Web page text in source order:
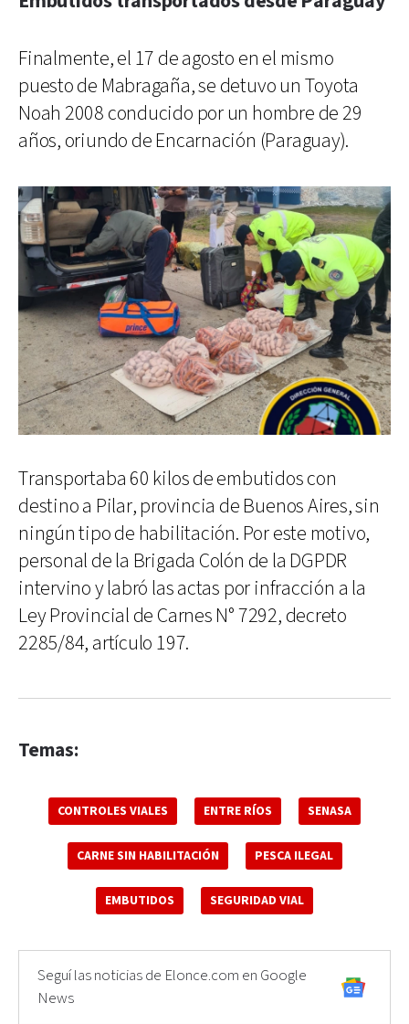
Finalmente, el 17 de agosto en el mismo
puesto de Mabragaña, se detuvo un Toyota
Noah 2008 conducido por un hombre de 29
años, oriundo de Encarnación (Paraguay).
Transportaba 60 kilos de embutidos con
destino a Pilar, provincia de Buenos Aires, sin
ningún tipo de habilitación. Por este motivo,
personal de la Brigada Colón de la DGPDR
intervino y labró las actas por infracción a la
Ley Provincial de Carnes N° 7292, decreto
2285/84, artículo 197.
Temas:
CONTROLES VIALES ENTRE RÍOS SENASA
CARNE SIN HABILITACIÓN PESCA ILEGAL
EMBUTIDOS SEGURIDAD VIAL
Seguí las noticias de Elonce.com en Google
News